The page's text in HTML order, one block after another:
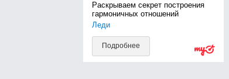
Раскрываем секрет построения
гармоничных отношений
Леди
Подробнее